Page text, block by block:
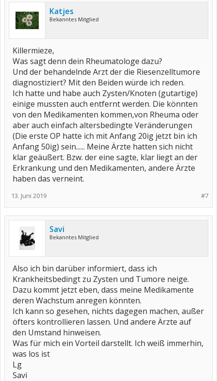
Katjes
Bekanntes Mitglied
Killermieze,
Was sagt denn dein Rheumatologe dazu?
Und der behandelnde Arzt der die Riesenzelltumore
diagnostiziert? Mit den Beiden würde ich reden.
Ich hatte und habe auch Zysten/Knoten (gutartige)
einige mussten auch entfernt werden. Die könnten
von den Medikamenten kommen,von Rheuma oder
aber auch einfach altersbedingte Veränderungen
(Die erste OP hatte ich mit Anfang 20ig jetzt bin ich
Anfang 50ig) sein...... Meine Ärzte hatten sich nicht
klar geäußert. Bzw. der eine sagte, klar liegt an der
Erkrankung und den Medikamenten, andere Ärzte
haben das verneint.
#7
13. Juni 2019
Savi
Bekanntes Mitglied
Also ich bin darüber informiert, dass ich
Krankheitsbedingt zu Zysten und Tumore neige.
Dazu kommt jetzt eben, dass meine Medikamente
deren Wachstum anregen könnten.
Ich kann so gesehen, nichts dagegen machen, außer
öfters kontrollieren lassen. Und andere Ärzte auf
den Umstand hinweisen.
Was für mich ein Vorteil darstellt. Ich weiß immerhin,
was los ist
Lg
Savi